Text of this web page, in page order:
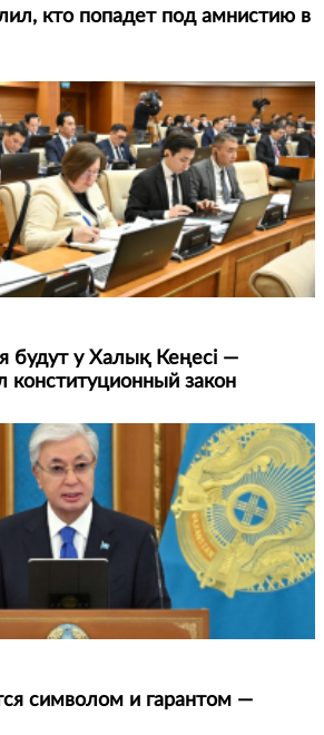
кто попадет под амнистию в
будут у Халық Кеңесі —
конституционный закон
символом и гарантом —